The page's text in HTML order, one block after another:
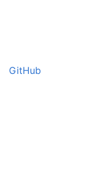
GitHub